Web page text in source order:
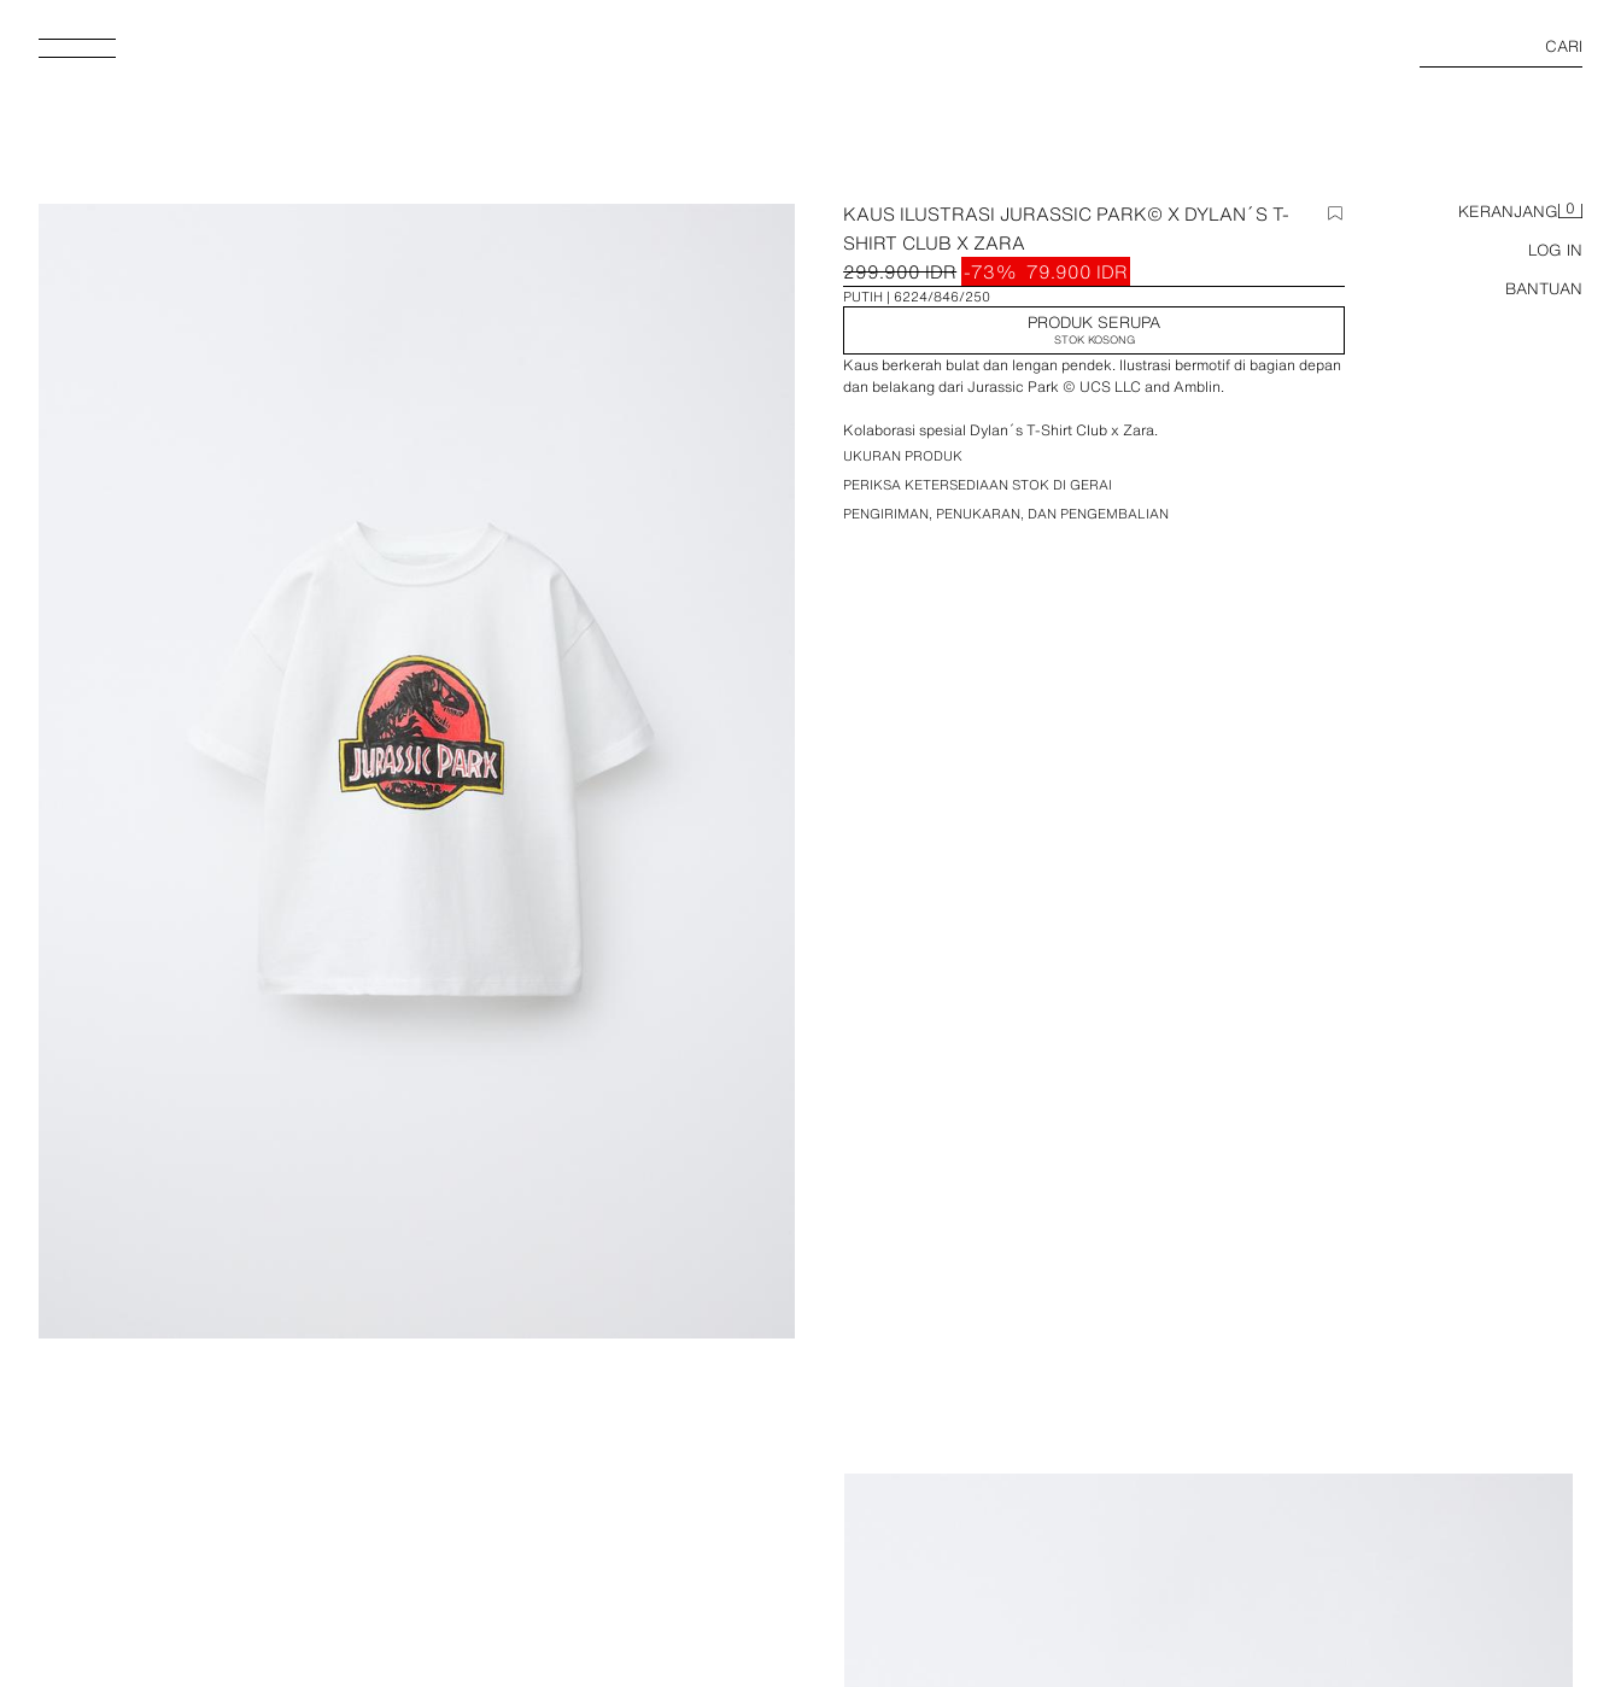
CARI
KERANJANG 0
LOG IN
BANTUAN
KAUS ILUSTRASI JURASSIC PARK© X DYLAN´S T-
SHIRT CLUB X ZARA
299.900 IDR -73% 79.900 IDR
PUTIH 6224/846/250
PRODUK SERUPA
STOK KOSONG
Kaus berkerah bulat dan lengan pendek. Ilustrasi bermotif di bagian depan
dan belakang dari Jurassic Park © UCS LLC and Amblin.
Kolaborasi spesial Dylan´s T-Shirt Club x Zara.
UKURAN PRODUK
PERIKSA KETERSEDIAAN STOK DI GERAI
PENGIRIMAN, PENUKARAN, DAN PENGEMBALIAN